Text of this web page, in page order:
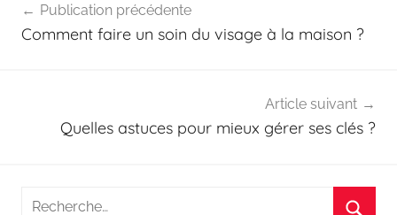
de
Publication précédente
Comment faire un soin du visage à la maison ?
Article suivant
Quelles astuces pour mieux gérer ses clés ?
Recherche